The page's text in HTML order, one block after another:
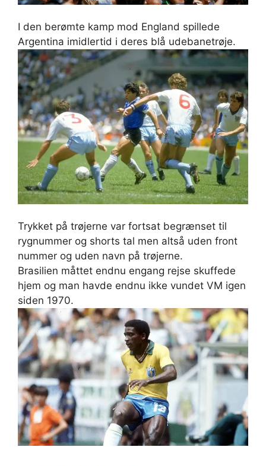
I den berømte kamp mod England spillede
Argentina imidlertid i deres blå udebanetrøje.
Trykket på trøjerne var fortsat begrænset til
rygnummer og shorts tal men altså uden front
nummer og uden navn på trøjerne.
Brasilien måttet endnu engang rejse skuffede
hjem og man havde endnu ikke vundet VM igen
siden 1970.